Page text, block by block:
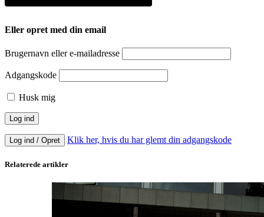
Eller opret med din email
Brugernavn eller e-mailadresse
Adgangskode
Husk mig
Log ind / Opret Klik her, hvis du har glemt din adgangskode
Relaterede artikler